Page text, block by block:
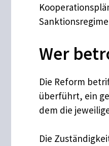
Wer
Die Reform
überführt, ein
dem die
Die